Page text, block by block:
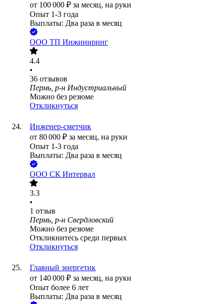
от 100 000 ₽ за месяц, на руки
Опыт 1-3 года
Выплаты: Два раза в месяц
ООО ТП Инжиниринг
4.4
•
36 отзывов
Пермь, р-н Индустриальный
Можно без резюме
Откликнуться
Инженер-сметчик
от 80 000 ₽ за месяц, на руки
Опыт 1-3 года
Выплаты: Два раза в месяц
ООО СК Интервал
3.3
•
1 отзыв
Пермь, р-н Свердловский
Можно без резюме
Откликнитесь среди первых
Откликнуться
Главный энергетик
от 140 000 ₽ за месяц, на руки
Опыт более 6 лет
Выплаты: Два раза в месяц